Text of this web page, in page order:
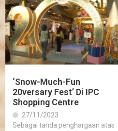
‘Snow-Much-Fun
20versary Fest’ Di IPC
Shopping Centre
27/11/2023
Sebagai tanda penghargaan atas